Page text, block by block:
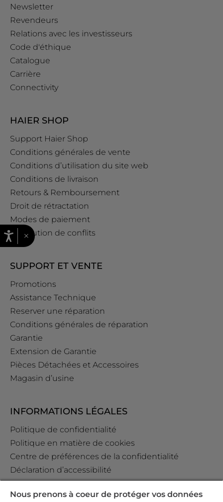
Newsletter
Revendeurs
Relations avec les investisseurs
Code d'éthique
Catalogue
Carrière
Connectivity
HAIER SHOP
Support Haier Shop
Conditions générales de vente
Conditions d’utilisation du site web
Conditions de livraison
Retours & Remboursement
Droit de rétractation
Modes de paiement
Résolution de conflits
SUPPORT ET VENTE
Promotions
Assistance Technique
Reserver une réparation
Conditions générales de réparation
Garantie
Extension de Garantie
Pièces Détachées et Accessoires
Magasin d’usine
INFORMATIONS LÉGALES
Politique de confidentialité
Politique en matière de cookies
Centre de préférences de la confidentialité
Déclaration d’accessibilité
Data Act Policy
Règlement GPSR (EU) 2023/988 Art. 19
×
Nous prenons à coeur de protéger vos données